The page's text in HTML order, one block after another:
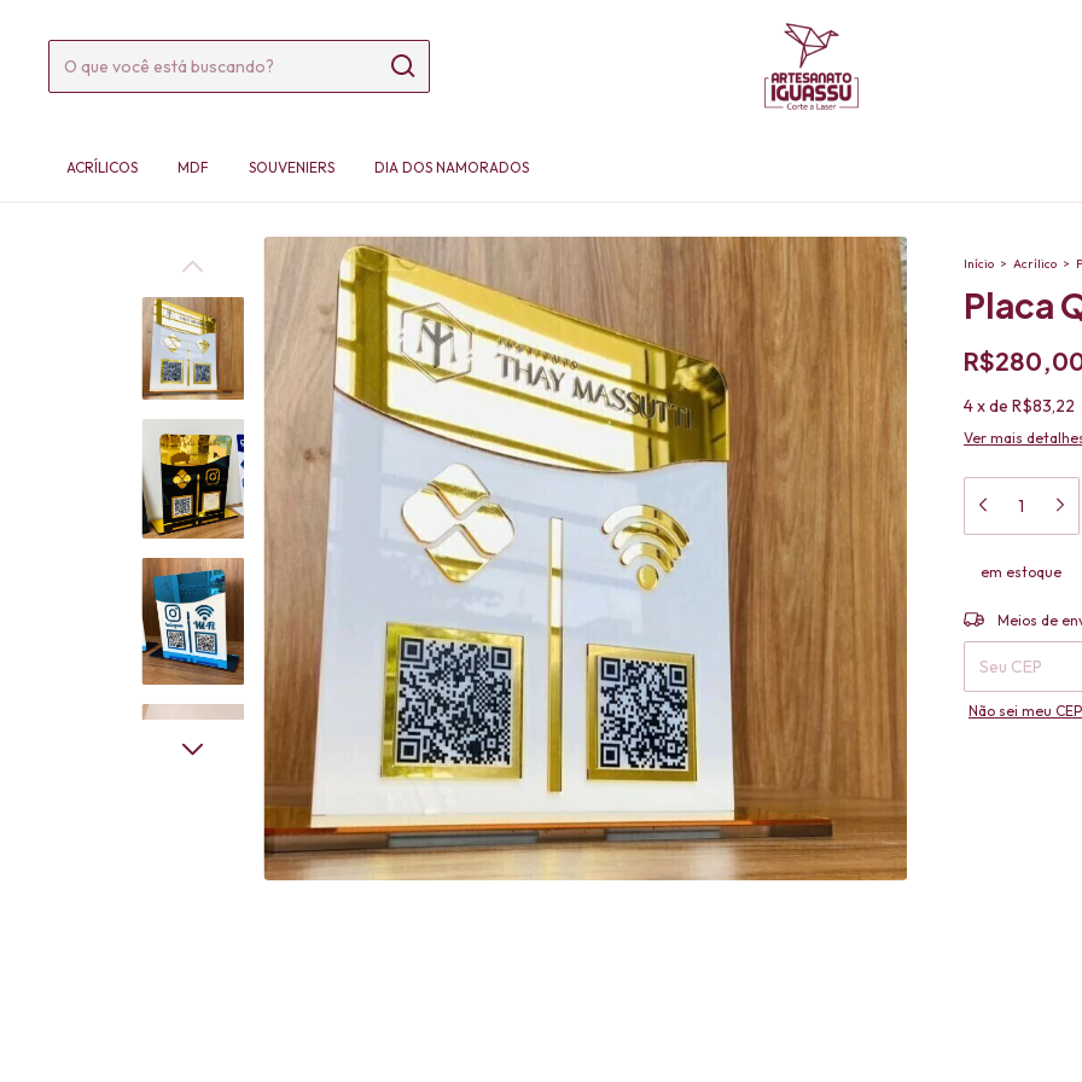
ACRÍLICOS MDF SOUVENIERS DIA DOS NAMORADOS
Início > Acrílico >
Placa
4xde R$83,22
Ver mais
em estoque
Entregas para o
Meios de
Não sei meu CEP